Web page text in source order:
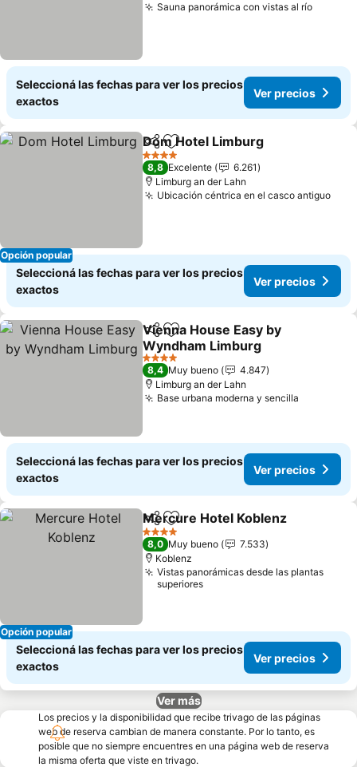
Sauna panorámica con vistas al ríoVer
Seleccioná las fechas para ver los precios
exactos
Ver precios
Opción popular
CompartirAñadir a favoritos
Dom Hotel Limburg
4 Estrellas
8,8 Excelente
6.261
Limburg an der Lahn
Ubicación céntrica en el casco antiguoVer
Seleccioná las fechas para ver los precios
exactos
Ver precios
CompartirAñadir a favoritos
Vienna House Easy by
Wyndham Limburg
Ver precios
4 Estrellas
8,4 Muy bueno
4.847
Limburg an der Lahn
Base urbana moderna y sencilla
Seleccioná las fechas para ver los precios
exactos
Ver precios
Opción popular
CompartirAñadir a favoritos
Mercure Hotel Koblenz
4 Estrellas
8,0 Muy bueno
7.533
Koblenz
Vistas panorámicas desde las plantas
superiores
Seleccioná las fechas para ver los precios
exactos
Ver precios
Ver más
Los precios y la disponibilidad que recibe trivago de las páginas
web de reserva cambian de manera constante. Por lo tanto, es
posible que no siempre encuentres en una página web de reserva
la misma oferta que viste en trivago.